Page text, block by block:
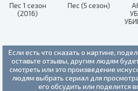
Пес 1 сезон
(2016)
Пес (5 сезон)
Если есть что сказать о картине,
оставьте отзывы, другим людям
смотреть или это произведение
людям выбрать сериал для
его обсудить или поделится